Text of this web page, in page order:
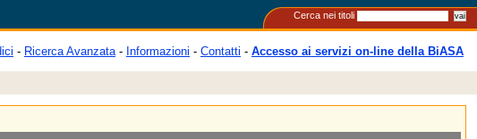
Cerca nei titoli
- Ricerca Avanzata- Informazioni - Contatti - Accesso ai servizi on-line della BiASA